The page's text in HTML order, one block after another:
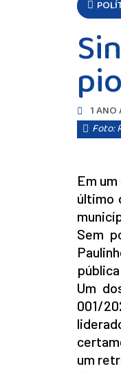
1 ANO
Foto:
Em
último
Sem
Um
001/
um